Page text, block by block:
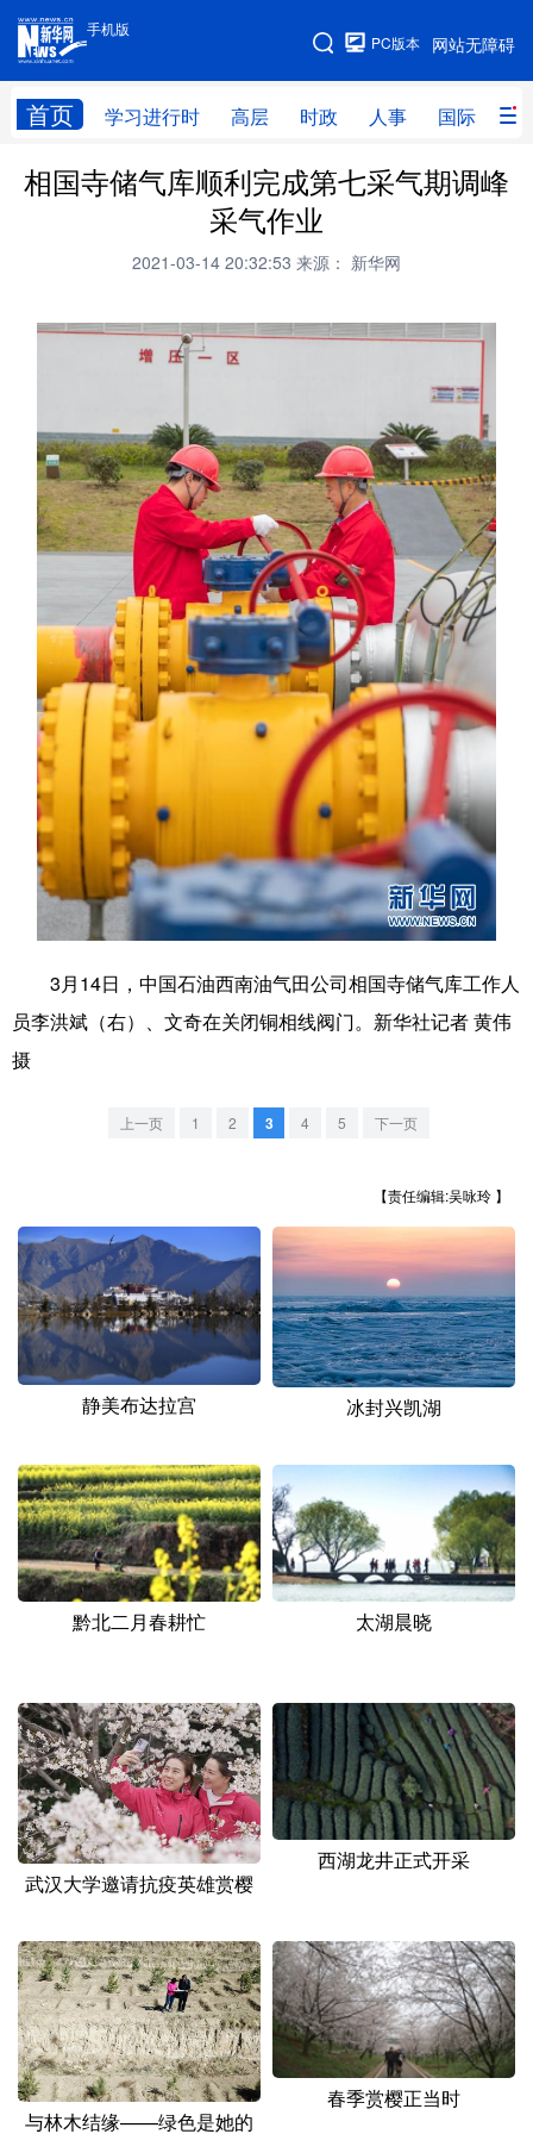
手机版
网站无障碍
PC版本
首页 学习进行时 高层 时政 人事 国际 财
手机版
网站地图
学习进行时 高层 时政 人事
财经 网评
全球连线
科技 科创 量子 体育
访谈 视频 政务
法律 中央文件 金融 汽车
食品 人居 信息化 数字经济
乡村振兴 银龄 溯源中国
城市 旅游 能源 会展
彩票 娱乐 时尚 悦读
公益 一带一路 亚太网 上市公司
文化产业
地方频道
天津 河北 山西
辽宁 吉林 上海 江苏
浙江 安徽 福建 江西
广西 海南
陕西 甘肃 青海 宁夏
新疆 内蒙古 黑龙江
多语种频道
English Español Français عربى
Русский язык 日本語 한국어
Deutsch Português
相国寺储气库顺利完成第七采气期调峰
采气作业
2021-03-14 20:32:53 来源： 新华网
3月14日，中国石油西南油气田公司相国寺储气库工作人
员李洪斌（右）、文奇在关闭铜相线阀门。新华社记者 黄伟
摄
上一页 1 2 3 4 5 下一页
【责任编辑:吴咏玲 】
静美布达拉宫 冰封兴凯湖
黔北二月春耕忙 太湖晨晓
武汉大学邀请抗疫英雄赏樱
西湖龙井正式开采
与林木结缘——绿色是她的
春季赏樱正当时